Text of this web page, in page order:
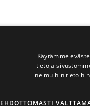
Käytämme
tietoja
ne muihin
EHDOTTOMASTI